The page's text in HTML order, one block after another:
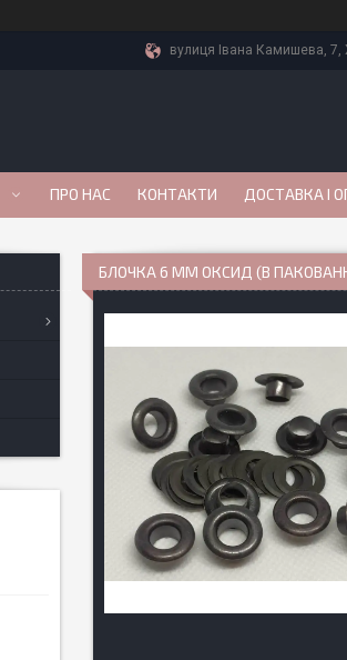
вулиця Івана Камишева, 7,
ПРО НАС КОНТАКТИ ДОСТАВКА І
БЛОЧКА 6 ММ ОКСИД (В